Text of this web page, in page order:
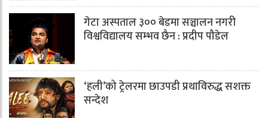
गेटा अस्पताल ३०० बेडमा सञ्चालन नगरी
विश्वविद्यालय सम्भव छैन : प्रदीप पौडेल
‘हली’को ट्रेलरमा छाउपडी प्रथाविरुद्ध सशक्त
सन्देश